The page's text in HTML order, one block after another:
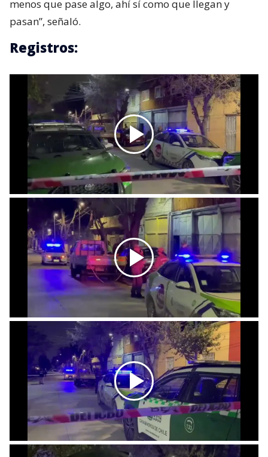
menos que pase algo, ahí sí como que llegan y
pasan”, señaló.
Registros: